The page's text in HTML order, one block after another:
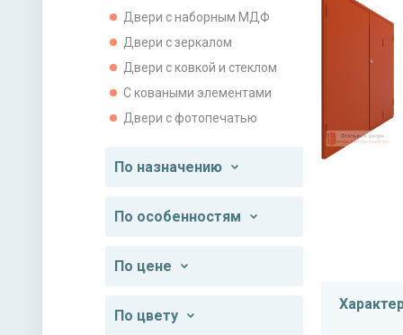
Двери с наборным МДФ
Двери с зеркалом
Двери с ковкой и стеклом
С коваными элементами
Двери с фотопечатью
По назначению
По особенностям
По цене
По цвету